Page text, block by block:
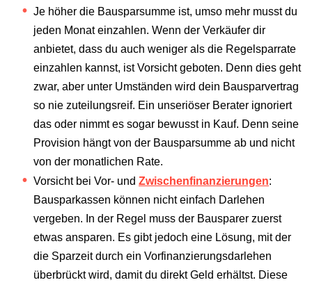
Je höher die Bausparsumme ist, umso mehr musst du
jeden Monat einzahlen. Wenn der Verkäufer dir
anbietet, dass du auch weniger als die Regelsparrate
einzahlen kannst, ist Vorsicht geboten. Denn dies geht
zwar, aber unter Umständen wird dein Bausparvertrag
so nie zuteilungsreif. Ein unseriöser Berater ignoriert
das oder nimmt es sogar bewusst in Kauf. Denn seine
Provision hängt von der Bausparsumme ab und nicht
von der monatlichen Rate.
Vorsicht bei Vor- und Zwischenfinanzierungen:
Bausparkassen können nicht einfach Darlehen
vergeben. In der Regel muss der Bausparer zuerst
etwas ansparen. Es gibt jedoch eine Lösung, mit der
die Sparzeit durch ein Vorfinanzierungsdarlehen
überbrückt wird, damit du direkt Geld erhältst. Diese